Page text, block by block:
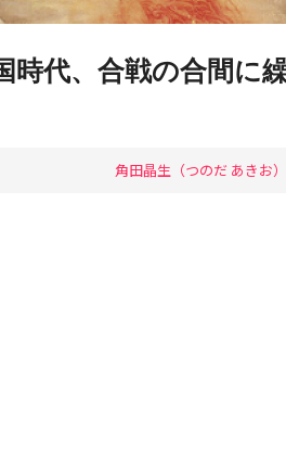
時代、合戦の合間に
角田晶生（つのだ あきお）